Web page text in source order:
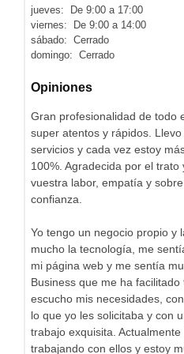
jueves: De 9:00 a 17:00
viernes: De 9:00 a 14:00
sábado: Cerrado
domingo: Cerrado
Opiniones
Gran profesionalidad de todo
super atentos y rápidos.
servicios y cada vez estoy
100%. Agradecida por el
vuestra labor, empatía y
confianza.
Yo tengo un negocio propio y
mucho la tecnología, me
mi página web y me sentía
Business que me ha facilitado
escucho mis necesidades,
lo que yo les solicitaba y con
trabajo exquisita.
trabajando con ellos y estoy